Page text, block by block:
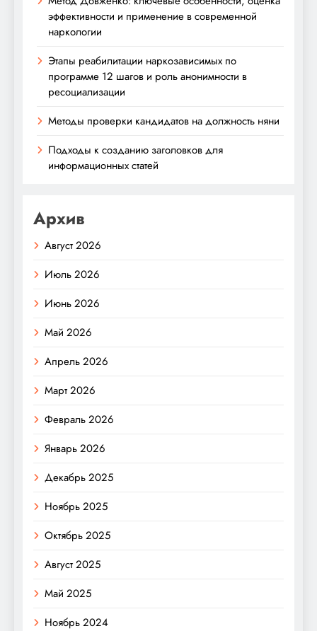
эффективности и применение в современной
наркологии
Этапы реабилитации наркозависимых по
программе 12 шагов и роль анонимности в
ресоциализации
Методы проверки кандидатов на должность няни
Подходы к созданию заголовков для
информационных статей
Архив
Август 2026
Июль 2026
Июнь 2026
Май 2026
Апрель 2026
Март 2026
Февраль 2026
Январь 2026
Декабрь 2025
Ноябрь 2025
Октябрь 2025
Август 2025
Май 2025
Ноябрь 2024